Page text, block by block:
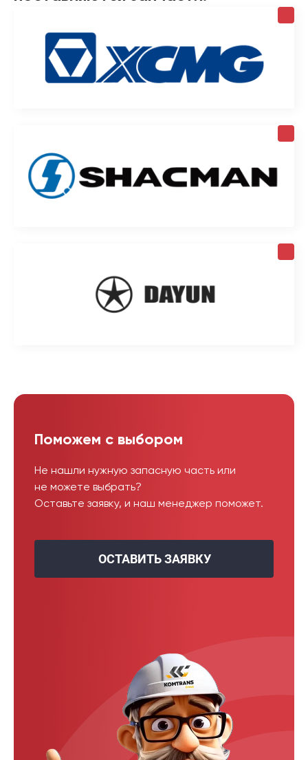
Поможем с выбором
Не нашли нужную запасную часть или
не можете выбрать?
Оставьте заявку, и наш менеджер поможет.
ОСТАВИТЬ ЗАЯВКУ